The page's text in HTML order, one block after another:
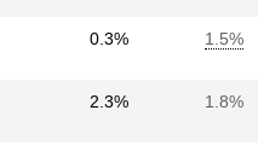
0.3% 1.5%
2.3% 1.8%